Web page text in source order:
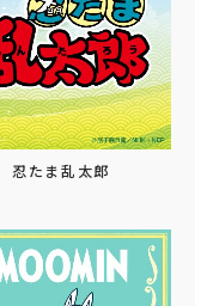
忍たま乱太郎